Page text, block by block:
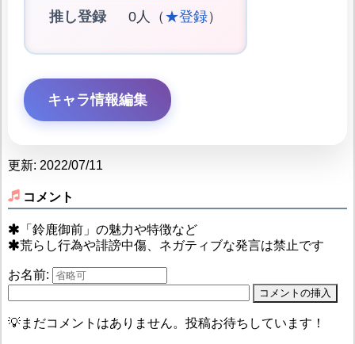
推し登録 0人（ ★登録）
キャラ情報編集
更新: 2022/07/11
コメント
「鈴鹿御前」の魅力や特徴など
荒らし行為や誹謗中傷、ネガティブな発言は禁止です
お名前:
💡まだコメントはありません。投稿お待ちしています！